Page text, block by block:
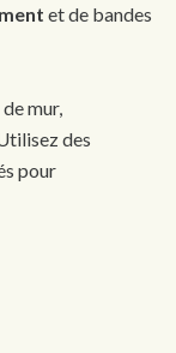
et de bandes
mur,
Utilisez des
pour